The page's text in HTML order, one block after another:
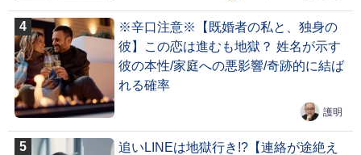
※辛口注意※【既婚者の私と、独身の
彼】この恋は進むも地獄？ 姓名が示す
彼の本性/家庭への悪影響/奇跡的に結ば
れる確率
護明
追いLINEは地獄行き!?【連絡が途絶え